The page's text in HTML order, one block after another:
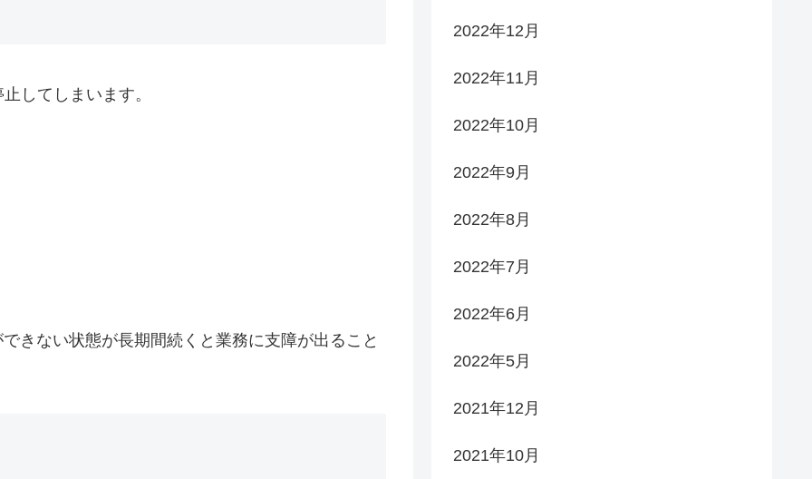
してしまいます。
きない状態が長期間続くと業務に支障が出ること
2022年12月
2022年11月
2022年10月
2022年9月
2022年8月
2022年7月
2022年6月
2022年5月
2021年12月
2021年10月